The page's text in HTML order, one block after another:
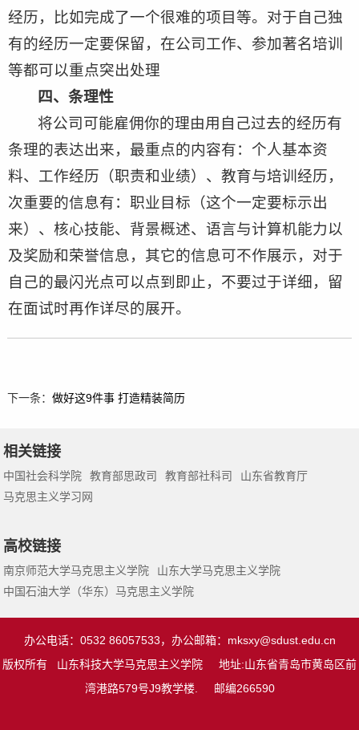
经历，比如完成了一个很难的项目等。对于自己独
有的经历一定要保留，在公司工作、参加著名培训
等都可以重点突出处理
四、条理性
将公司可能雇佣你的理由用自己过去的经历有
条理的表达出来，最重点的内容有：个人基本资
料、工作经历（职责和业绩）、教育与培训经历，
次重要的信息有：职业目标（这个一定要标示出
来）、核心技能、背景概述、语言与计算机能力以
及奖励和荣誉信息，其它的信息可不作展示，对于
自己的最闪光点可以点到即止，不要过于详细，留
在面试时再作详尽的展开。
下一条： 做好这9件事 打造精装简历
相关链接
中国社会科学院 教育部思政司 教育部社科司
山东省教育厅
马克思主义学习网
高校链接
南京师范大学马克思主义学院
山东大学马克思主义学院
中国石油大学（华东）马克思主义学院
办公电话：0532 86057533，办公邮箱： mksxy@sdust.edu.cn
版权所有 山东科技大学马克思主义学院 地址:山东省青岛市黄岛区前
湾港路579号J9教学楼. 邮编266590